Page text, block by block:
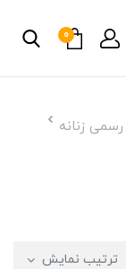
0
زنانه
ترتیب نمایش